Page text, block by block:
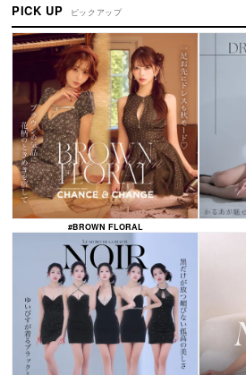
PICK UP ピックアップ
#BROWN FLORAL